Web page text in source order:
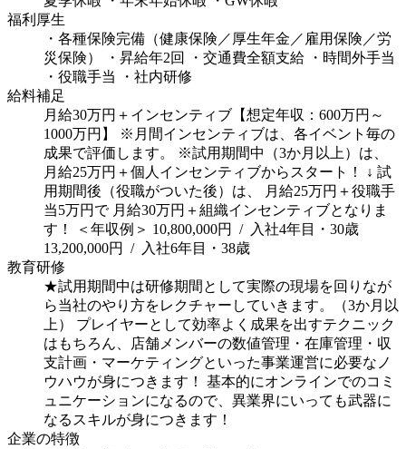
福利厚生
・各種保険完備（健康保険／厚生年金／雇用保険／労
災保険）
・昇給年2回 ・交通費全額支給
・時間外手当
・役職手当
・社内研修
給料補足
月給30万円＋インセンティブ【想定年収：600万円～
1000万円】
※月間インセンティブは、各イベント毎の
成果で評価します。
※試用期間中（3か月以上）は、
月給25万円＋個人インセンティブからスタート！
↓ 試
用期間後（役職がついた後）は、
月給25万円＋役職手
当5万円で 月給30万円＋組織インセンティブとなりま
す！
＜年収例＞ 10,800,000円 / 入社4年目・30歳
13,200,000円 / 入社6年目・38歳
教育研修
★試用期間中は研修期間として実際の現場を回りなが
ら当社のやり方をレクチャーしていきます。（3か月以
上）
プレイヤーとして効率よく成果を出すテクニック
はもちろん、店舗メンバーの数値管理・在庫管理・収
支計画・マーケティングといった事業運営に必要なノ
ウハウが身につきます！
基本的にオンラインでのコミ
ュニケーションになるので、異業界にいっても武器に
なるスキルが身につきます！
企業の特徴